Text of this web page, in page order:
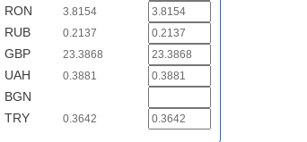
RON 3.8154
RUB 0.2137
GBP 23.3868
UAH 0.3881
BGN
TRY
0.3642